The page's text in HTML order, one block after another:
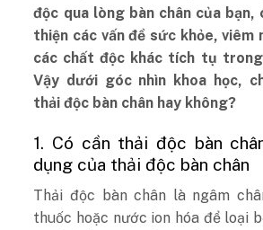
độc qua lòng bàn chân của bạn,
thiện các vấn đề sức khỏe, viêm
các chất độc khác tích tụ
Vậy dưới góc nhìn khoa học,
thải độc bàn chân hay không?
1. Có cần thải độc bàn
dụng của thải độc bàn chân
Thải độc bàn chân là ngâm
thuốc hoặc nước ion hóa để loại